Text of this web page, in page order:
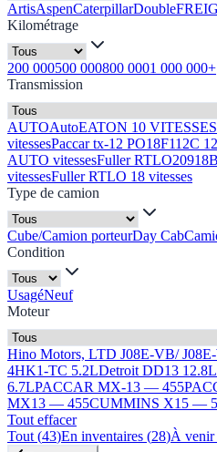
ArtisAspenCaterpillarDouble
Kilométrage
200 000500 000800 0001 000 000+
Transmission
AUTOAutoEATON 10 VITESSES
vitessesPaccar tx-12 PO18F112C
AUTO vitessesFuller
vitessesFuller RTLO 18 vitesses
Type de camion
Cube/Camion porteurDay Cab
Condition
UsagéNeuf
Moteur
Hino Motors, LTD J08E-VB/
4HK1-TC 5.2LDetroit DD13 12.8L
6.7LPACCAR MX-13 — 455
MX13 — 455CUMMINS X15 —
Tout effacer
Tout (43)En inventaires (28)À venir